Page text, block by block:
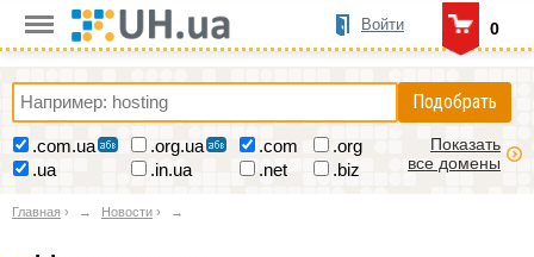
0
Войти
Подобрать
.com.ua .org.ua .com
.org
.ua
.in.ua .net .biz
Показать
все домены
Главная › Новости ›